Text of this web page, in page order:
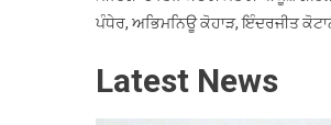
ਪੰਧੇਰ, ਅਭਿਮਨਿਊ ਕੋਹਾੜ, ਇੰਦਰਜੀਤ
Latest News